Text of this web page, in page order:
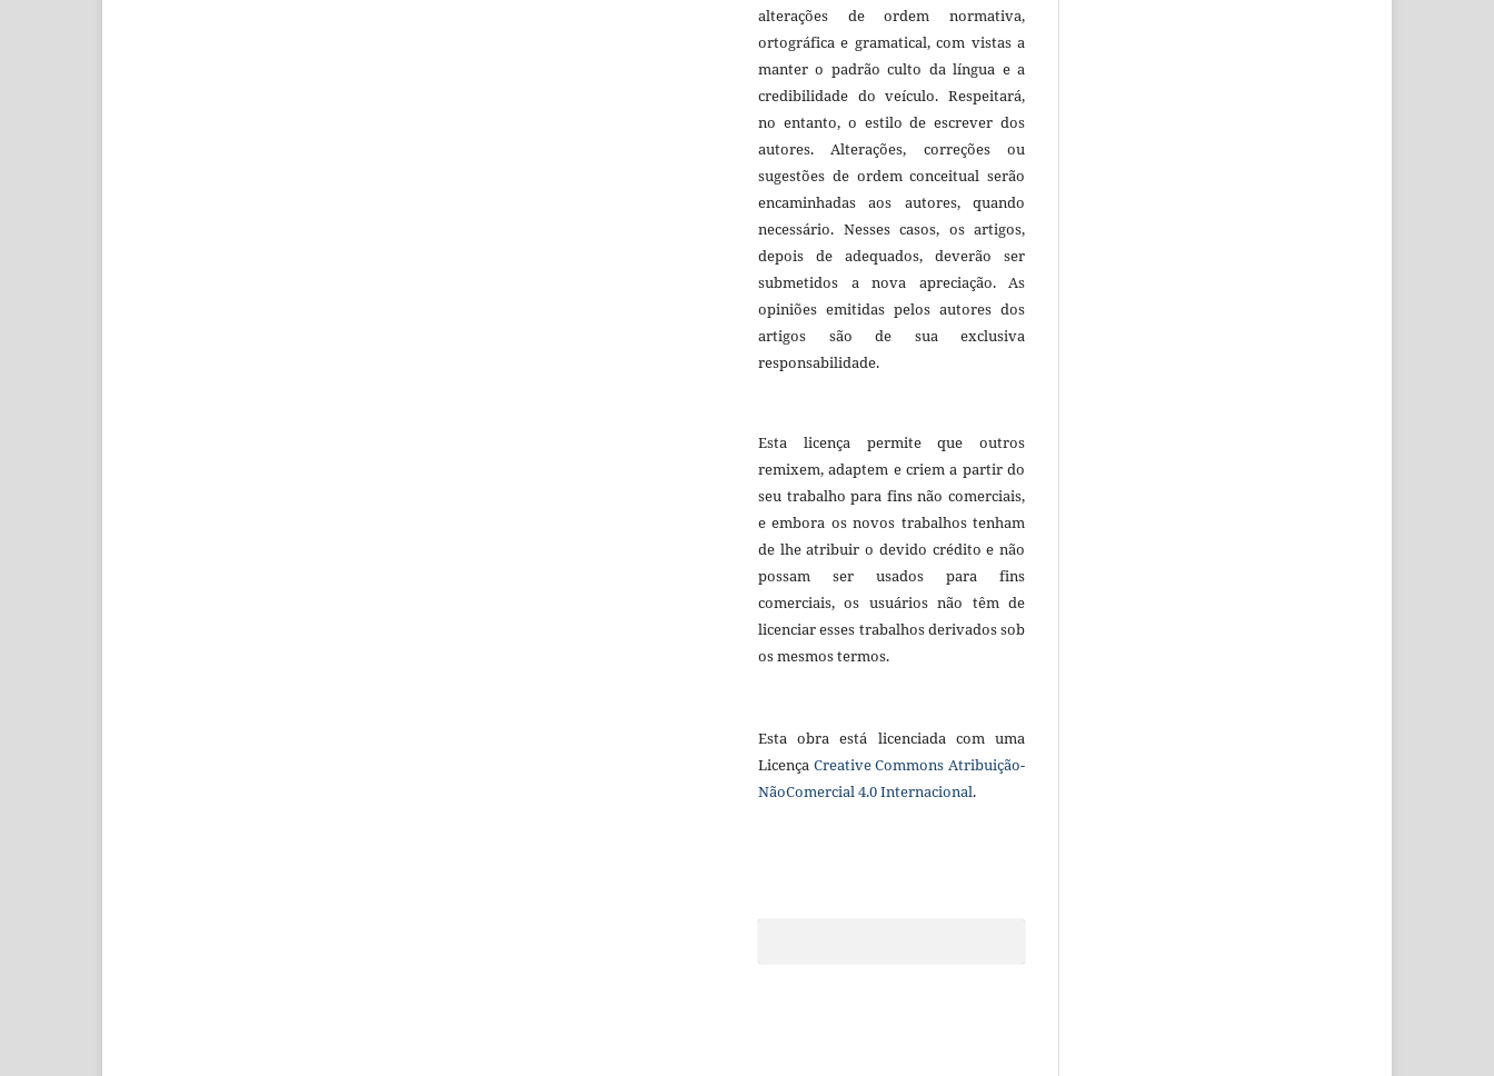
alterações de ordem normativa,
ortográfica e gramatical, com vistas a
manter o padrão culto da língua e a
credibilidade do veículo. Respeitará,
no entanto, o estilo de escrever dos
autores. Alterações, correções ou
sugestões de ordem conceitual serão
encaminhadas aos autores, quando
necessário. Nesses casos, os artigos,
depois de adequados, deverão ser
submetidos a nova apreciação. As
opiniões emitidas pelos autores dos
artigos são de sua exclusiva
responsabilidade.
Esta licença permite que outros
remixem, adaptem e criem a partir do
seu trabalho para fins não comerciais,
e embora os novos trabalhos tenham
de lhe atribuir o devido crédito e não
possam ser usados para fins
comerciais, os usuários não têm de
licenciar esses trabalhos derivados sob
os mesmos termos.
Esta obra está licenciada com uma
Licença Creative Commons Atribuição-
NãoComercial 4.0 Internacional.